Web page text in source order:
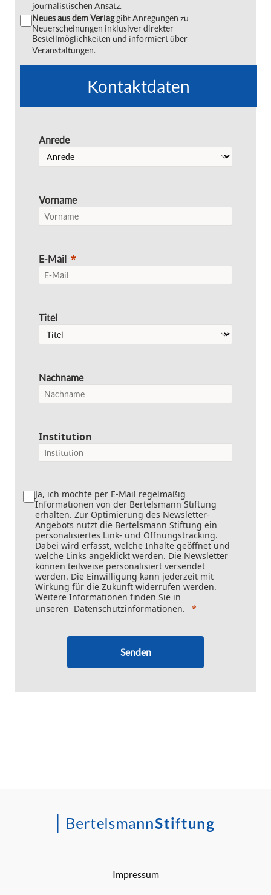
journalistischen Ansatz.
Neues aus dem Verlaggibt Anregungen zu
Neuerscheinungen inklusiver direkter
Bestellmöglichkeiten und informiert über
Veranstaltungen.
Kontaktdaten
Anrede
Vorname
E-Mail
Titel
Nachname
Institution
Ja, ich möchte per E-Mail regelmäßig
Informationen von der Bertelsmann Stiftung
erhalten. Zur Optimierung des Newsletter-
Angebots nutzt die Bertelsmann Stiftung ein
personalisiertes Link- und Öffnungstracking.
Dabei wird erfasst, welche Inhalte geöffnet und
welche Links angeklickt werden. Die Newsletter
können teilweise personalisiert versendet
werden. Die Einwilligung kann jederzeit mit
Wirkung für die Zukunft widerrufen werden.
Weitere Informationen finden Sie in
unseren Datenschutzinformationen.
Senden
Impressum